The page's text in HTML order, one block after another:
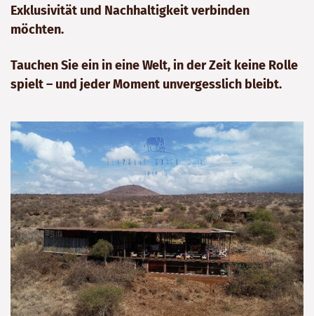
Exklusivität und Nachhaltigkeit verbinden
möchten.
Tauchen Sie ein in eine Welt, in der Zeit keine Rolle
spielt – und jeder Moment unvergesslich bleibt.